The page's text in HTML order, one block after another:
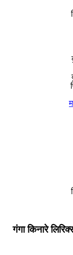
गंगा किनारे